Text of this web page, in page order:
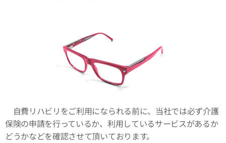
自費リハビリをご利用になられる前に、当社では必ず介護
保険の申請を行っているか、利用しているサービスがあるか
どうかなどを確認させて頂いております。